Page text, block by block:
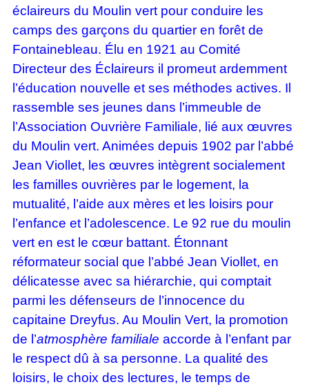
éclaireurs du Moulin vert pour conduire les
camps des garçons du quartier en forêt de
Fontainebleau. Élu en 1921 au Comité
Directeur des Éclaireurs il promeut ardemment
l’éducation nouvelle et ses méthodes actives. Il
rassemble ses jeunes dans l’immeuble de
l’Association Ouvrière Familiale, lié aux œuvres
du Moulin vert. Animées depuis 1902 par l’abbé
Jean Viollet, les œuvres intègrent socialement
les familles ouvrières par le logement, la
mutualité, l’aide aux mères et les loisirs pour
l’enfance et l’adolescence. Le 92 rue du moulin
vert en est le cœur battant. Étonnant
réformateur social que l’abbé Jean Viollet, en
délicatesse avec sa hiérarchie, qui comptait
parmi les défenseurs de l’innocence du
capitaine Dreyfus. Au Moulin Vert, la promotion
de l’atmosphère familiale accorde à l’enfant par
le respect dû à sa personne. La qualité des
loisirs, le choix des lectures, le temps de